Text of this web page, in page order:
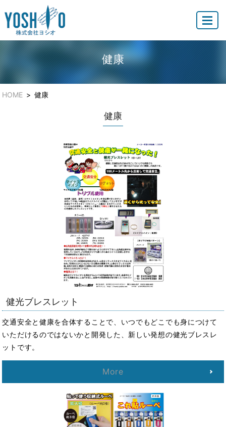
健康
HOME 健康
健康
健光ブレスレット
交通安全と健康を合体することで、いつでもどこでも身につけて
いただけるのではないかと開発した、新しい発想の健光ブレスレ
ットです。
More